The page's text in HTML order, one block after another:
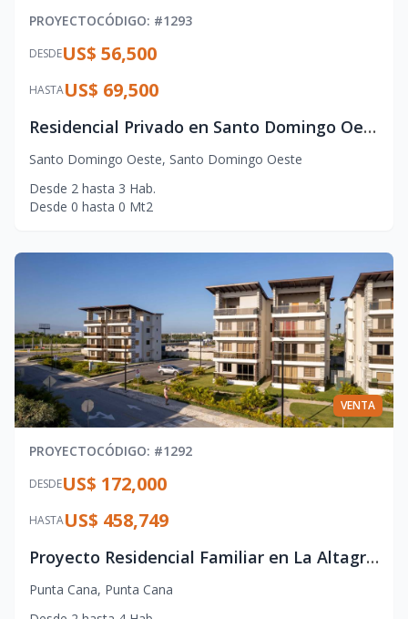
PROYECTOCÓDIGO: #1293
DESDEUS$ 56,500
HASTAUS$ 69,500
Residencial Privado en Santo Domingo Oeste – Confort y Vida Familiar
Santo Domingo Oeste, Santo Domingo Oeste
Desde 2 hasta 3 Hab.
Desde 0 hasta 0 Mt2
VENTA
PROYECTOCÓDIGO: #1292
DESDEUS$ 172,000
HASTAUS$ 458,749
Proyecto Residencial Familiar en La Altagracia – Estilo de Vida Caribeño
Punta Cana, Punta Cana